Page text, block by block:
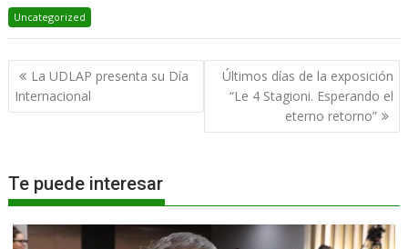
Uncategorized
Navegación
de
entradas
La UDLAP presenta su Día
Internacional
Últimos días de la exposición
“Le 4 Stagioni. Esperando el
eterno retorno”
Te puede interesar